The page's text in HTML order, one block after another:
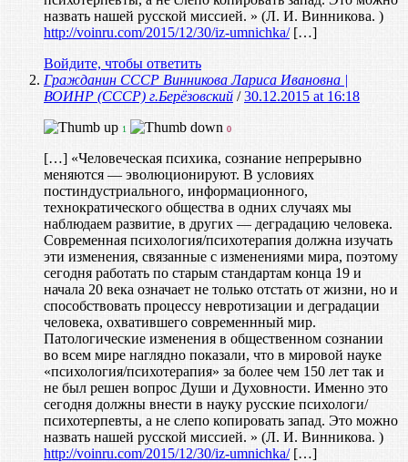
назвать нашей русской миссией. » (Л. И. Винникова. )
http://voinru.com/2015/12/30/iz-umnichka/[…]
Войдите, чтобы ответить
Гражданин СССР Винникова Лариса Ивановна |
ВОИНР (СССР) г.Берёзовский /30.12.2015 at 16:18
1 0
[…] «Человеческая психика, сознание непрерывно
меняются — эволюционируют. В условиях
постиндустриального, информационного,
технократического общества в одних случаях мы
наблюдаем развитие, в других — деградацию человека.
Современная психология/психотерапия должна изучать
эти изменения, связанные с изменениями мира, поэтому
сегодня работать по старым стандартам конца 19 и
начала 20 века означает не только отстать от жизни, но и
способствовать процессу невротизации и деградации
человека, охватившего современнный мир.
Патологические изменения в общественном сознании
во всем мире наглядно показали, что в мировой науке
«психология/психотерапия» за более чем 150 лет так и
не был решен вопрос Души и Духовности. Именно это
сегодня должны внести в науку русские психологи/
психотерпевты, а не слепо копировать запад. Это можно
назвать нашей русской миссией. » (Л. И. Винникова. )
http://voinru.com/2015/12/30/iz-umnichka/[…]